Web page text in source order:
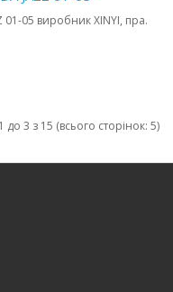
05 виробник XINYI, пра.
до 3 з 15 (всього сторінок: 5)